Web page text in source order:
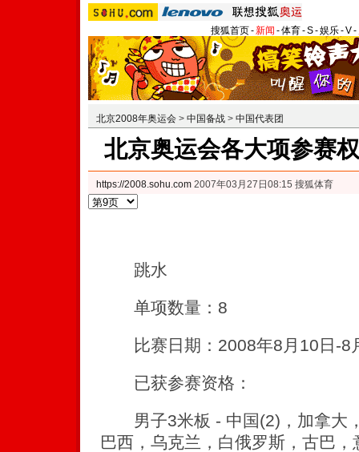
搜狐首页-新闻 -体育-S-娱乐-V-
北京2008年奥运会 > 中国备战 > 中国代表团
北京奥运会各大项参赛
https://2008.sohu.com 2007年03月27日08:15 搜狐体育
跳水
单项数量：8
比赛日期：2008年8月10日-8
已获参赛资格：
男子3米板 - 中国(2)，加拿大
巴西，乌克兰，白俄罗斯，古巴，